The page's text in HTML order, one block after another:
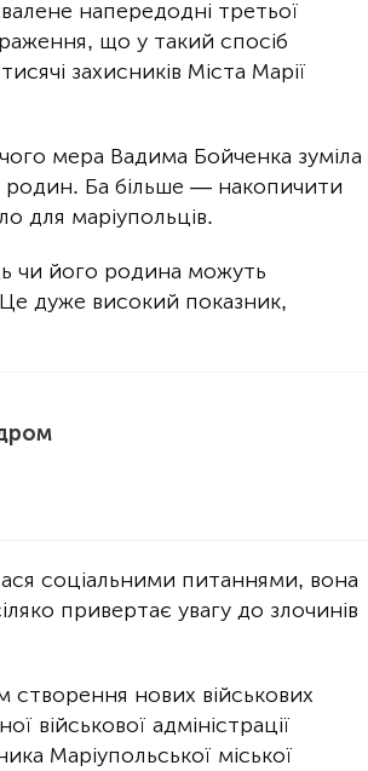
напередодні третьої
що у такий спосіб
захисників Міста Марії
мера Вадима Бойченка зуміла
родин. Ба більше — накопичити
для маріупольців.
чи його родина можуть
дуже високий показник,
соціальними питаннями, вона
привертає увагу до злочинів
створення нових військових
військової адміністрації
Маріупольської міської